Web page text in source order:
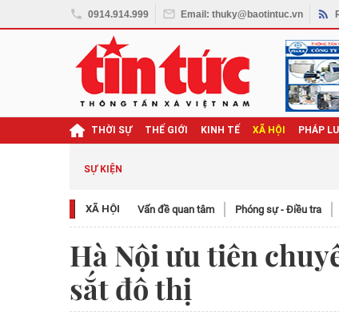
0914.914.999 Email: thuky@baotintuc.vn
THỜI SỰ THẾ GIỚI KINH TẾ XÃ HỘI PHÁP
SỰ KIỆN
XÃ HỘI Vấn đề quan tâm Phóng sự - Điều tra
Hà Nội ưu tiên
sắt đô thị